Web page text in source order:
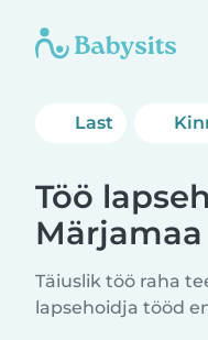
Last
Töö
Märjamaa
Täiuslik töö raha
lapsehoidja tööd